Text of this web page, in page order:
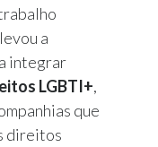
a
integrar
LGBTI+,
que
direitos